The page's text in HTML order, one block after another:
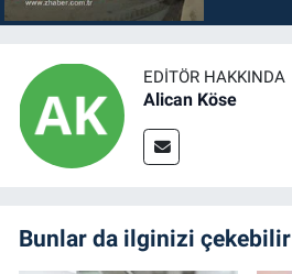
EDITÖR HAKKINDA
Alican Köse
Bunlar da ilginizi çekebilir